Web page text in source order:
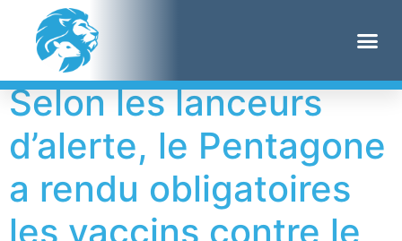
Étiquette :
Selon les lanceurs
d’alerte, le Pentagone
a rendu obligatoires
les vaccins contre le